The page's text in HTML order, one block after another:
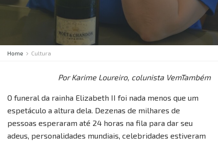
Home Cultura
Por Karime Loureiro, colunista VemTambém
O funeral da rainha Elizabeth II foi nada menos que um
espetáculo a altura dela. Dezenas de milhares de
pessoas esperaram até 24 horas na fila para dar seu
adeus, personalidades mundiais, celebridades estiveram